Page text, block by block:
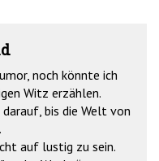
noch könnte ich
Witz erzählen.
bis die Welt von
auf lustig zu sein.